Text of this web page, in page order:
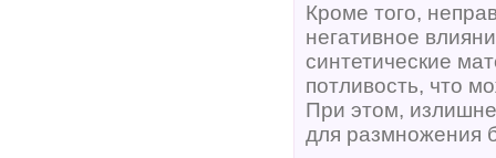
Кроме того,
негативное
синтетические
потливость, что
При этом,
для размножения